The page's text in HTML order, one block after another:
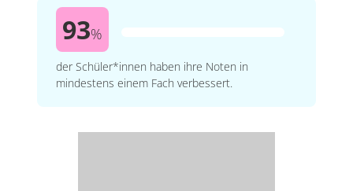
93%
der Schüler*innen haben ihre Noten in
mindestens einem Fach verbessert.